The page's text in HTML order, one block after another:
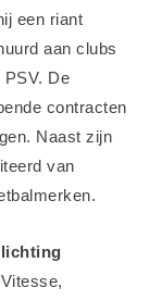
een riant
aan clubs
De
contracten
Naast zijn
van